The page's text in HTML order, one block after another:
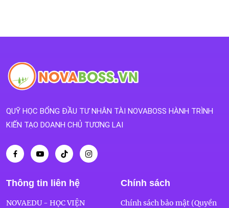
QUỸ HỌC BỔNG ĐẦU TƯ NHÂN TÀI NOVABOSS HÀNH TRÌNH
KIẾN TẠO DOANH CHỦ TƯƠNG LAI
Thông tin liên hệ
NOVAEDU - HỌC VIỆN
Chính sách
Chính sách bảo mật (Quyền